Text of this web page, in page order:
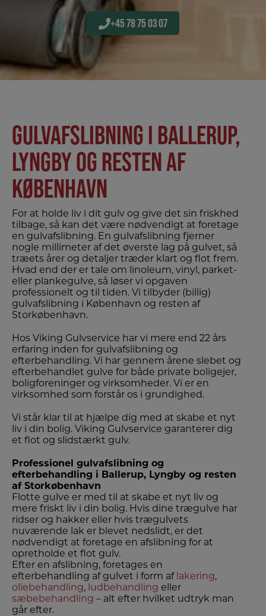
+45 78 75 03 07
GULVAFSLIBNING I BALLERUP,
LYNGBY OG RESTEN AF
KØBENHAVN
For at holde liv i dit gulv og give det sin friskhed
tilbage, så kan det være nødvendigt at foretage
en gulvafslibning. En gulvafslibning fjerner
nogle millimeter af det øverste lag på gulvet, så
træets årer og detaljer træder klart og flot frem.
Hvad end der er tale om linoleum, vinyl, parket-
eller plankegulve, så løser vi opgaven
professionelt og til tiden. Vi tilbyder (billig)
gulvafslibning i København og resten af
Storkøbenhavn.
Hos Viking Gulvservice har vi mere end 22 års
erfaring inden for gulvafslibning og
efterbehandling. Vi har gennem årene slebet og
efterbehandlet gulve for både private boligejer,
boligforeninger og virksomheder. Vi er en
virksomhed som forstår os i grundighed.
Vi står klar til at hjælpe dig med at skabe et nyt
liv i din bolig. Viking Gulvservice garanterer dig
et flot og slidstærkt gulv.
Professionel gulvafslibning og
efterbehandling i Ballerup, Lyngby og resten
af Storkøbenhavn
Flotte gulve er med til at skabe et nyt liv og
mere friskt liv i din bolig. Hvis dine trægulve har
ridser og hakker eller hvis trægulvets
nuværende lak er blevet nedslidt, er det
nødvendigt at foretage en afslibning for at
opretholde et flot gulv.
Efter en afslibning, foretages en
efterbehandling af gulvet i form af lakering,
oliebehandling, ludbehandling eller
sæbebehandling – alt efter hvilket udtryk man
går efter.